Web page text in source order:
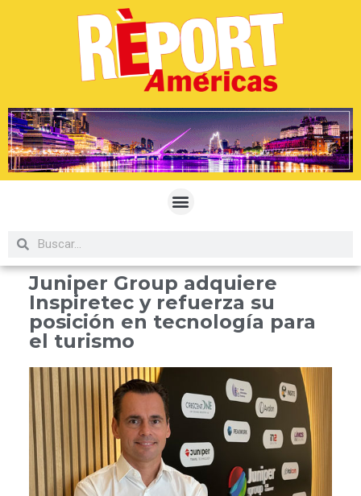
Juniper Group adquiere
Inspiretec y refuerza su
posición en tecnología para
el turismo